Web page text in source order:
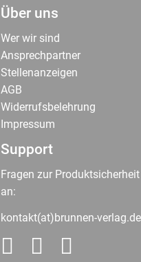
Über uns
Wer wir sind
Ansprechpartner
Stellenanzeigen
AGB
Widerrufsbelehrung
Impressum
Support
Fragen zur
an:
kontakt(at)brunnen-verlag.de